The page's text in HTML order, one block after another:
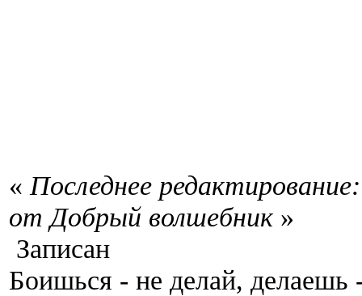
« Последнее
от Добрый волшебник »
Записан
Боишься - не делай, делаешь